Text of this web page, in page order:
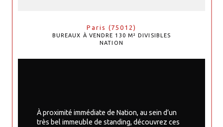
Paris (75012)
BUREAUX À VENDRE 130 M² DIVISIBLES
NATION
À proximité immédiate de Nation, au sein d’un
très bel immeuble de standing, découvrez ces